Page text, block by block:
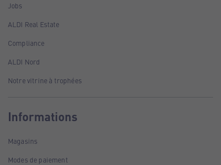
Jobs
ALDI Real Estate
Compliance
ALDI Nord
Notre vitrine à trophées
Informations
Magasins
Modes de paiement